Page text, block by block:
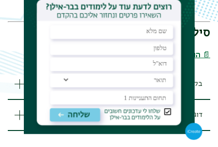
Hall PhD;14th Edition
סילבוס מבחן הידע
📄 הורדת הסילבוס המלא
בקשות לתנאים מותאמים במבחן הידע
דוגמאות לשאלות ממבחן הידע